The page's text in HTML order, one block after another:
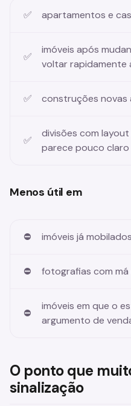
apartamentos e
imóveis após
voltar rapidamente
construções novas
divisões com
parece pouco claro
Menos útil em
imóveis já
fotografias com má
imóveis em que o
argumento de
O ponto que
sinalização